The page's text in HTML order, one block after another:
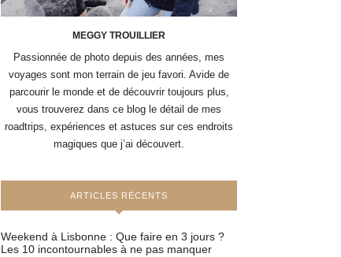
MEGGY TROUILLIER
Passionnée de photo depuis des années, mes
voyages sont mon terrain de jeu favori. Avide de
parcourir le monde et de découvrir toujours plus,
vous trouverez dans ce blog le détail de mes
roadtrips, expériences et astuces sur ces endroits
magiques que j’ai découvert.
ARTICLES RÉCENTS
Weekend à Lisbonne : Que faire en 3 jours ?
Les 10 incontournables à ne pas manquer